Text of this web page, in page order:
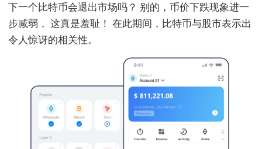
下一个比特币会退出市场吗？ 别的，币价下跌现象进一
步减弱， 这真是羞耻！ 在此期间，比特币与股市表示出
令人惊讶的相关性。